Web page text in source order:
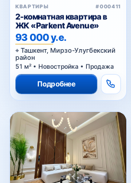
2-комнатная квартира в
ЖК «Parkent Avenue»
93 000 у.е.
Ташкент, Мирзо-Улугбекский
район
51 м² • Новостройка • Продажа
Подробнее